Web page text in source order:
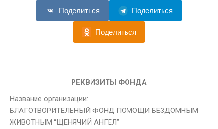
Поделиться Поделиться
Поделиться
РЕКВИЗИТЫ ФОНДА
Название организации:
БЛАГОТВОРИТЕЛЬНЫЙ ФОНД ПОМОЩИ БЕЗДОМНЫМ
ЖИВОТНЫМ “ЩЕНЯЧИЙ АНГЕЛ”